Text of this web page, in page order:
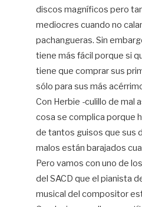
discos magníficos pero
mediocres cuando no
pachangueras. Sin
tiene más fácil porque si
tiene que comprar sus
sólo para sus más
Con Herbie -culillo de mal
cosa se complica porque
de tantos guisos que sus
malos están barajados
Pero vamos con uno de
del SACD que el pianista
musical del compositor